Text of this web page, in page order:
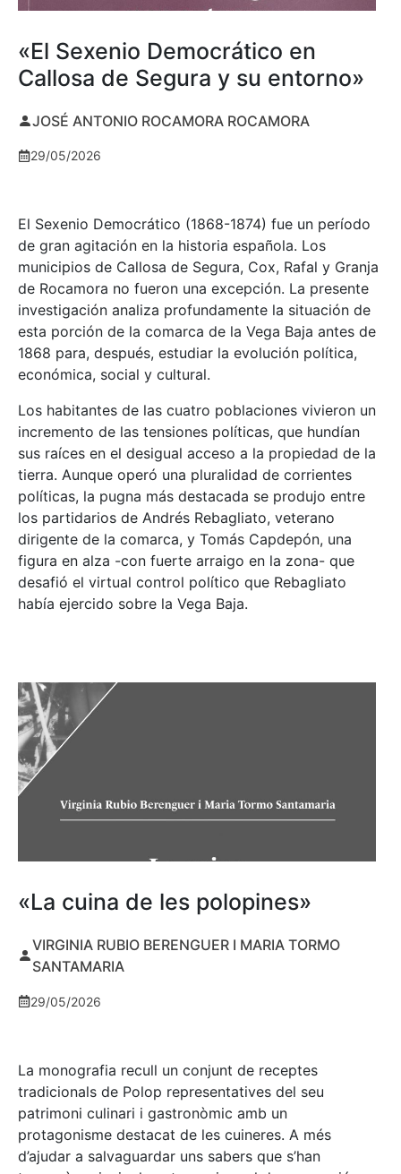
«El Sexenio Democrático en
Callosa de Segura y su entorno»
JOSÉ ANTONIO ROCAMORA ROCAMORA
29/05/2026
El Sexenio Democrático (1868-1874) fue un período
de gran agitación en la historia española. Los
municipios de Callosa de Segura, Cox, Rafal y Granja
de Rocamora no fueron una excepción. La presente
investigación analiza profundamente la situación de
esta porción de la comarca de la Vega Baja antes de
1868 para, después, estudiar la evolución política,
económica, social y cultural.
Los habitantes de las cuatro poblaciones vivieron un
incremento de las tensiones políticas, que hundían
sus raíces en el desigual acceso a la propiedad de la
tierra. Aunque operó una pluralidad de corrientes
políticas, la pugna más destacada se produjo entre
los partidarios de Andrés Rebagliato, veterano
dirigente de la comarca, y Tomás Capdepón, una
figura en alza -con fuerte arraigo en la zona- que
desafió el virtual control político que Rebagliato
había ejercido sobre la Vega Baja.
«La cuina de les polopines»
VIRGINIA RUBIO BERENGUER I MARIA TORMO
SANTAMARIA
29/05/2026
La monografia recull un conjunt de receptes
tradicionals de Polop representatives del seu
patrimoni culinari i gastronòmic amb un
protagonisme destacat de les cuineres. A més
d’ajudar a salvaguardar uns sabers que s’han